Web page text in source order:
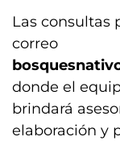
Las consultas
correo
donde el
brindará
elaboración y